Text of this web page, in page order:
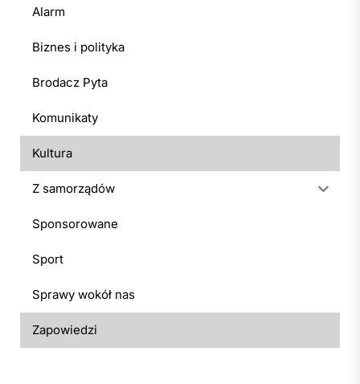
Alarm
Biznes i polityka
Brodacz Pyta
Komunikaty
Kultura
Z samorządów
Sponsorowane
Sport
Sprawy wokół nas
Zapowiedzi